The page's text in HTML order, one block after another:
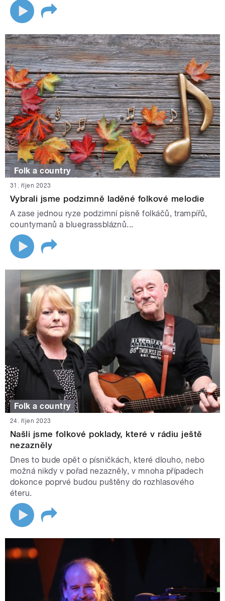
Folk a country
31. říjen 2023
Vybrali jsme podzimně laděné folkové melodie
A zase jednou ryze podzimní písně folkáčů, trampířů,
countymanů a bluegrassbláznů...
Folk a country
24. říjen 2023
Našli jsme folkové poklady, které v rádiu ještě
nezazněly
Dnes to bude opět o písničkách, které dlouho, nebo
možná nikdy v pořad nezazněly, v mnoha případech
dokonce poprvé budou puštěny do rozhlasového
éteru.